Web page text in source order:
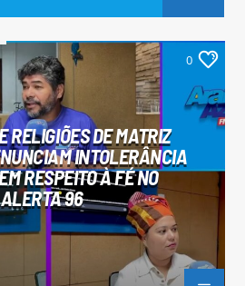
FM
0
RELIGIÕES DE MATRIZ
INTOLERÂNCIA
RESPEITO À FÉ NO
ALERTA 96